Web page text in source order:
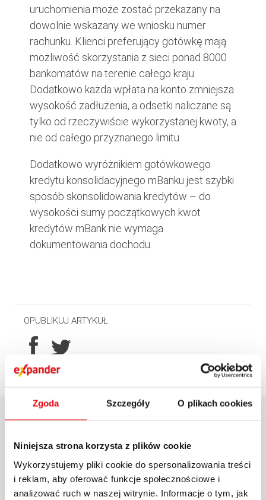
Zgoda Szczegóły O plikach cookies
Niniejsza strona korzysta z plików cookie
Wykorzystujemy pliki cookie do spersonalizowania treści
i reklam, aby oferować funkcje społecznościowe i
analizować ruch w naszej witrynie. Informacje o tym, jak
uruchomienia może zostać przekazany na
dowolnie wskazany we wniosku numer
rachunku. Klienci preferujący gotówkę mają
możliwość skorzystania z sieci ponad 8000
bankomatów na terenie całego kraju.
Dodatkowo każda wpłata na konto zmniejsza
wysokość zadłużenia, a odsetki naliczane są
tylko od rzeczywiście wykorzystanej kwoty, a
nie od całego przyznanego limitu.
Dodatkowo wyróżnikiem gotówkowego
kredytu konsolidacyjnego mBanku jest szybki
sposób skonsolidowania kredytów – do
wysokości sumy początkowych kwot
kredytów mBank nie wymaga
dokumentowania dochodu.
OPUBLIKUJ ARTYKUŁ